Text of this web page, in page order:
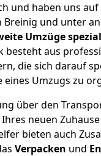
und haben uns
Breinig und unter
Umzüge
besteht aus
die sich darauf
eines Umzugs zu
über den
neuen
bieten auch
Verpacken und